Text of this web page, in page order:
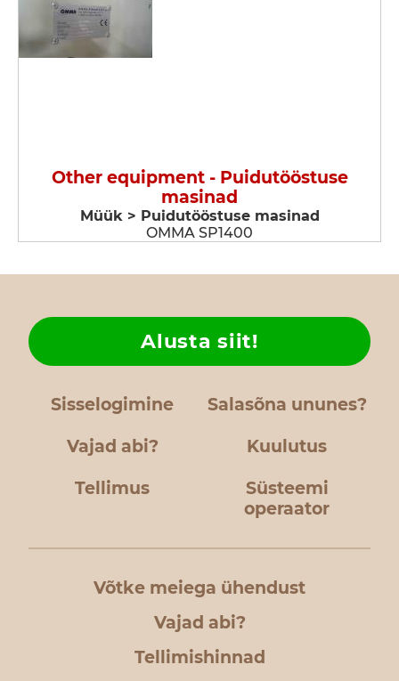
Other equipment - Puidutööstuse
masinad
Müük > Puidutööstuse masinad
OMMA SP1400
Sisselogimine Salasõna ununes?
Vajad abi?
Alusta siit!
Kuulutus
Tellimus
Süsteemi
operaator
Võtke meiega ühendust
Vajad abi?
Tellimishinnad